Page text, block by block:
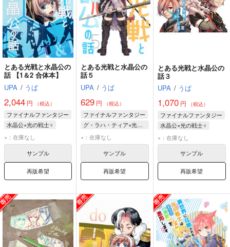
とある光戦と水晶公の
話 【1＆2 合体本】
UPA / うぱ
2,044 円 （税込）
ファイナルファンタジー
水晶公×光の戦士♀
水晶公
光の戦士♀
グ・ラハ・ティア
×：在庫なし
サンプル
再販希望
とある光戦と水晶公の
話５
UPA / うぱ
629 円 （税込）
ファイナルファンタジー
グ・ラハ・ティア×光の戦士♀
光の戦士♀
グ・ラハ・ティア
×：在庫なし
サンプル
再販希望
とある光戦と水晶公の
話３
UPA / うぱ
1,070円 （税込）
ファイナルファンタジー
水晶公×光の戦士♀
水晶公
グ・ラハ・ティア
光の戦士♀
×：在庫なし
サンプル
再販希望